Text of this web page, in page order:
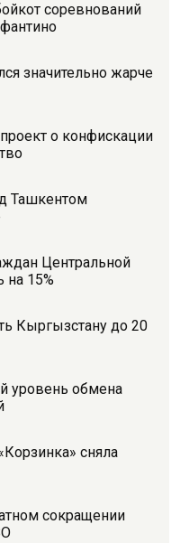
соревнований
значительно жарче
о конфискации
Ташкентом
Центральной
на 15%
Кыргызстану до 20
уровень обмена
сняла
сокращении